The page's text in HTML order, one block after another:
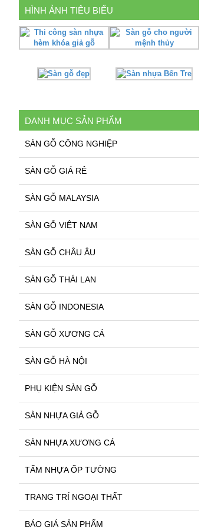
HÌNH ẢNH TIÊU BIỂU
DANH MỤC SẢN PHẨM
SÀN GỖ CÔNG NGHIỆP
SÀN GỖ GIÁ RẺ
SÀN GỖ MALAYSIA
SÀN GỖ VIỆT NAM
SÀN GỖ CHÂU ÂU
SÀN GỖ THÁI LAN
SÀN GỖ INDONESIA
SÀN GỖ XƯƠNG CÁ
SÀN GỖ HÀ NỘI
PHỤ KIỆN SÀN GỖ
SÀN NHỰA GIẢ GỖ
SÀN NHỰA XƯƠNG CÁ
TẤM NHỰA ỐP TƯỜNG
TRANG TRÍ NGOẠI THẤT
BÁO GIÁ SẢN PHẨM